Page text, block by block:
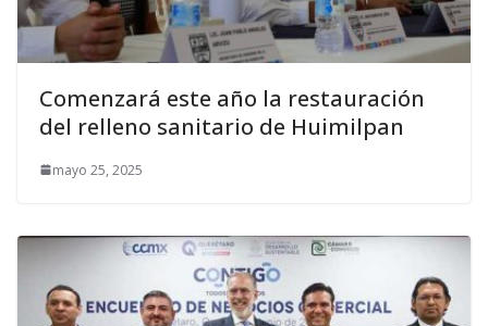
Comenzará este año la restauración
del relleno sanitario de Huimilpan
mayo 25, 2025